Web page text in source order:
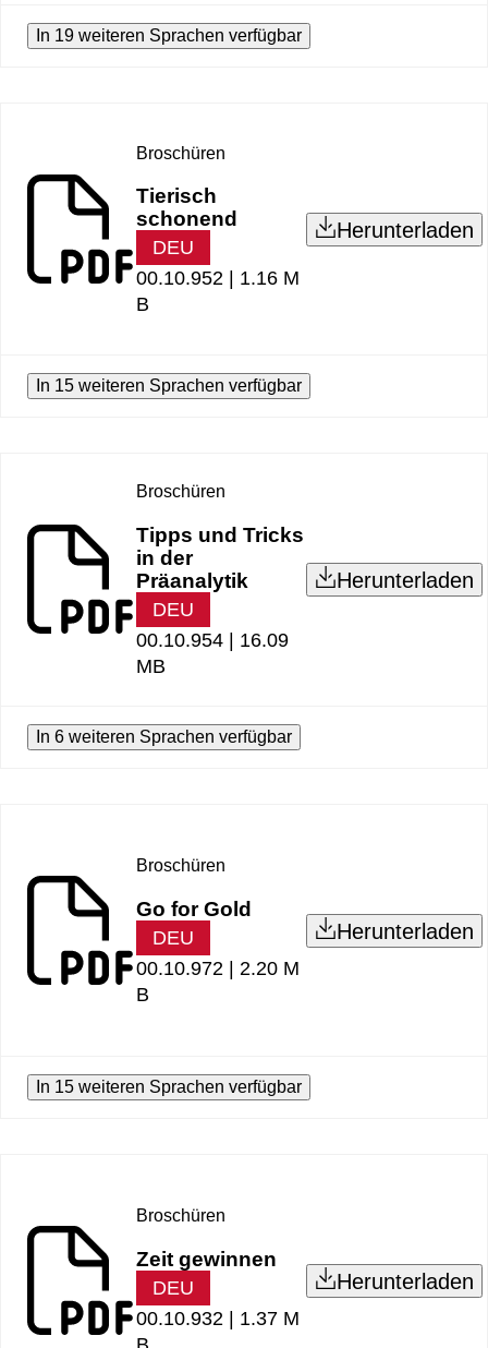
In 19 weiteren Sprachen verfügbar
Broschüren
Tierisch
schonend
DEU
00.10.952 | 1.16 M
B
Herunterladen
In 15 weiteren Sprachen verfügbar
Broschüren
Tipps und Tricks
in der
Präanalytik
DEU
00.10.954 | 16.09
MB
Herunterladen
In 6 weiteren Sprachen verfügbar
Broschüren
Go for Gold
DEU
00.10.972 | 2.20 M
B
Herunterladen
In 15 weiteren Sprachen verfügbar
Broschüren
Zeit gewinnen
DEU
00.10.932 | 1.37 M
Herunterladen